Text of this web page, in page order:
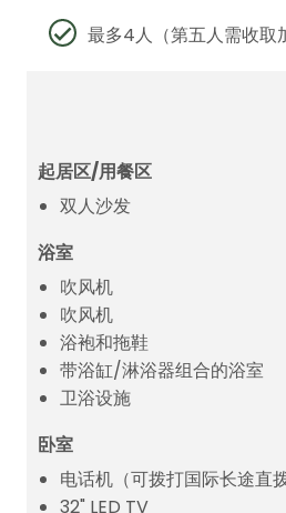
最多4人（第五人需收取
起居区/用餐区
双人沙发
浴室
吹风机
吹风机
浴袍和拖鞋
带浴缸/淋浴器组合的浴室
卫浴设施
卧室
电话机（可拨打国际长途直
32" LED TV